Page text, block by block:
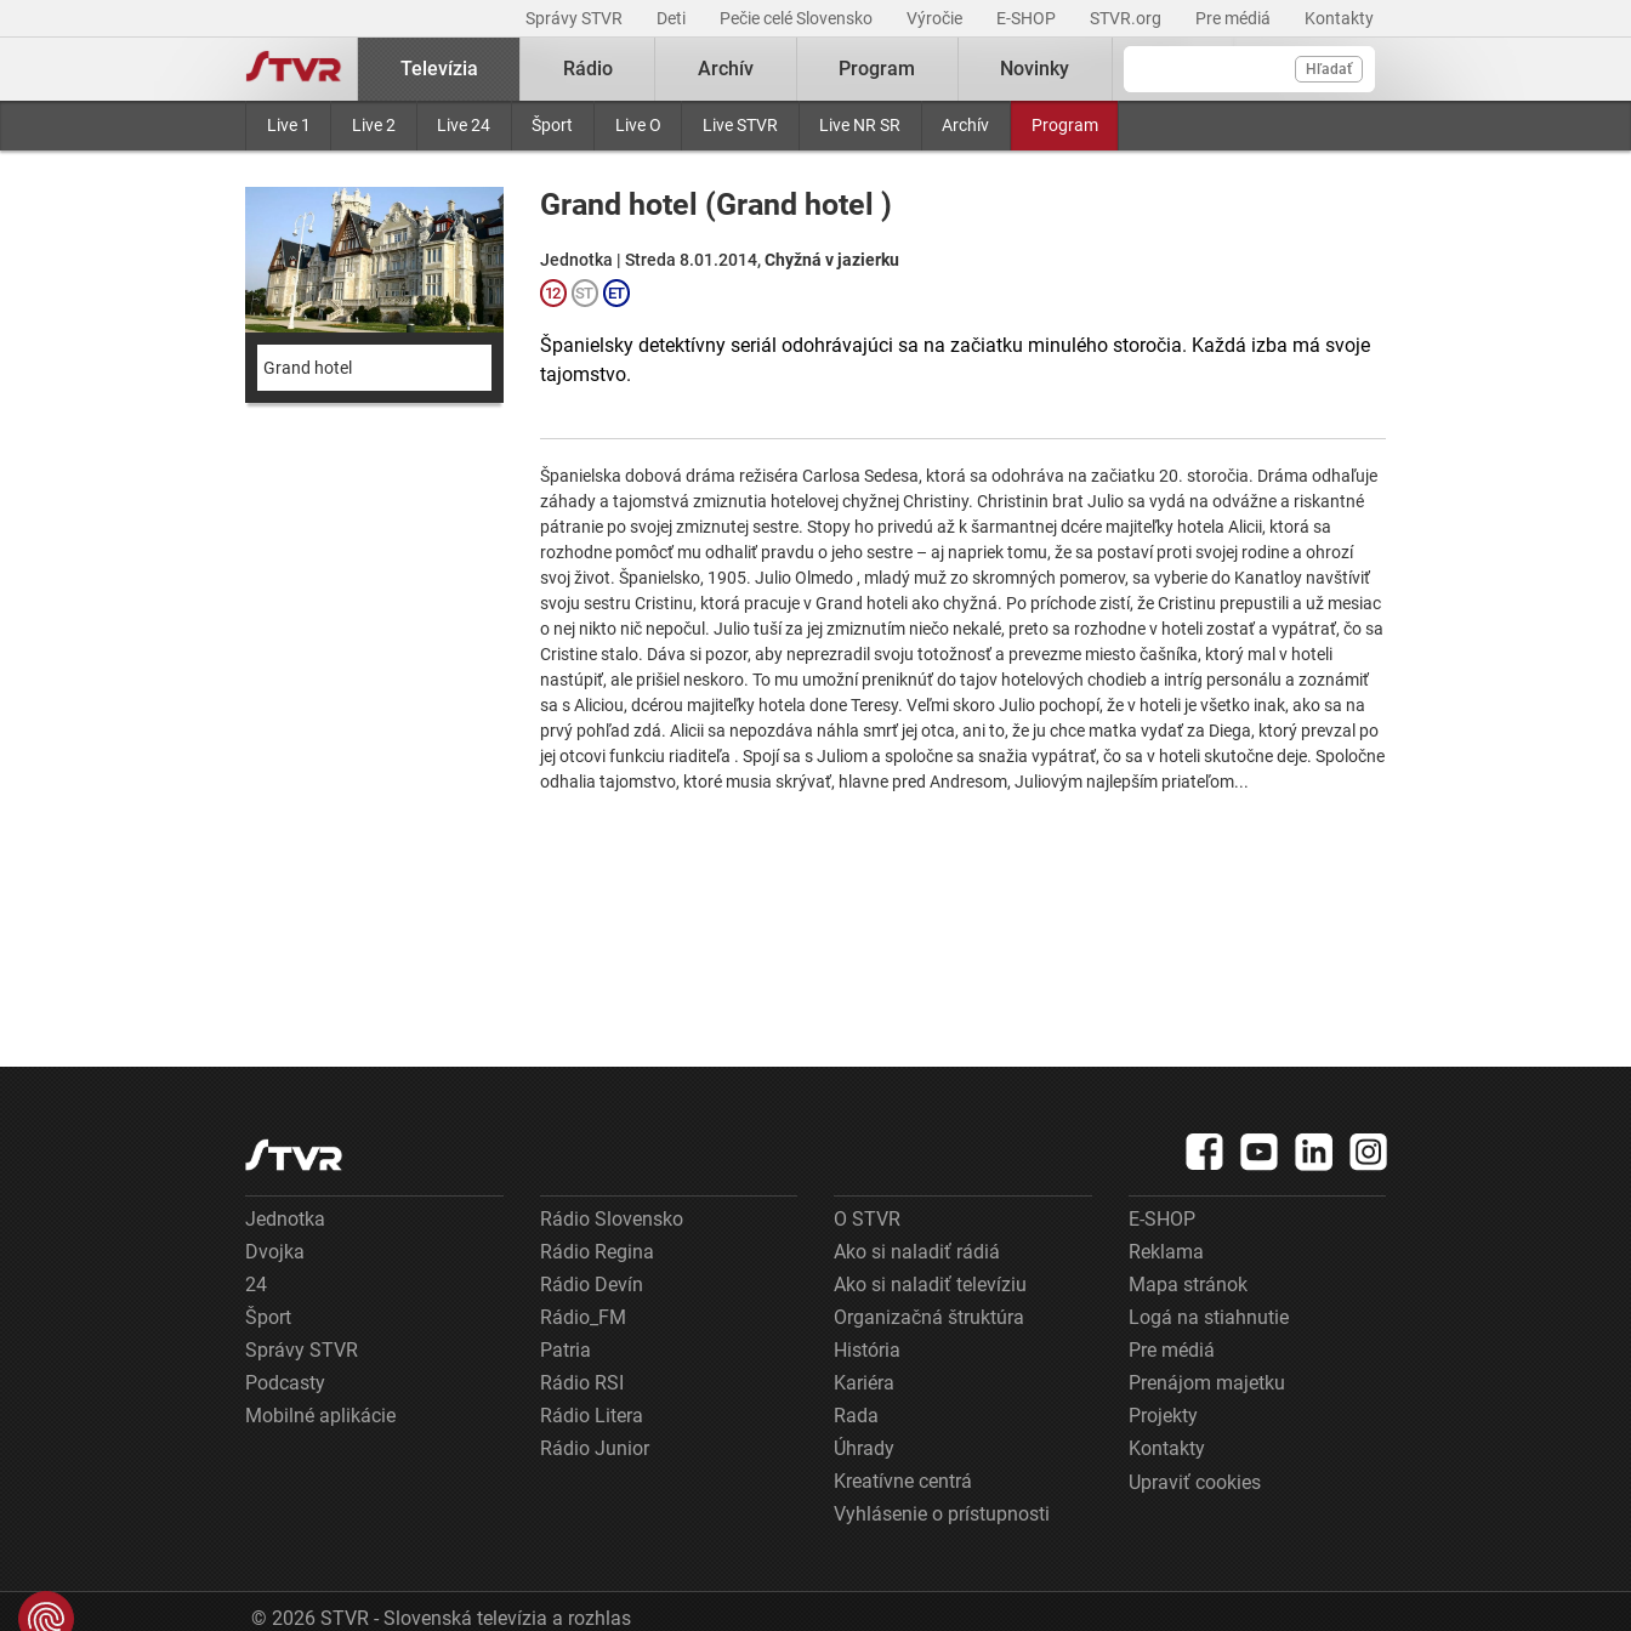
Správy STVR Deti Pečie celé Slovensko Výročie E-SHOP STVR.org Pre médiá Kontakty
Hľadať
Televízia
Live 1 Live 2 Live 24 Šport Live O Live STVR Live NR SR Archív Program
Rádio Archív Program Novinky
Grand hotel
Grand hotel (Grand hotel )
Jednotka | Streda 8.01.2014,Chyžná v jazierku
Španielsky detektívny seriál odohrávajúci sa na začiatku minulého storočia. Každá izba má svoje
tajomstvo.
Španielska dobová dráma režiséra Carlosa Sedesa, ktorá sa odohráva na začiatku 20. storočia. Dráma odhaľuje
záhady a tajomstvá zmiznutia hotelovej chyžnej Christiny. Christinin brat Julio sa vydá na odvážne a riskantné
pátranie po svojej zmiznutej sestre. Stopy ho privedú až k šarmantnej dcére majiteľky hotela Alicii, ktorá sa
rozhodne pomôcť mu odhaliť pravdu o jeho sestre – aj napriek tomu, že sa postaví proti svojej rodine a ohrozí
svoj život. Španielsko, 1905. Julio Olmedo , mladý muž zo skromných pomerov, sa vyberie do Kanatloy navštíviť
svoju sestru Cristinu, ktorá pracuje v Grand hoteli ako chyžná. Po príchode zistí, že Cristinu prepustili a už mesiac
o nej nikto nič nepočul. Julio tuší za jej zmiznutím niečo nekalé, preto sa rozhodne v hoteli zostať a vypátrať, čo sa
Cristine stalo. Dáva si pozor, aby neprezradil svoju totožnosť a prevezme miesto čašníka, ktorý mal v hoteli
nastúpiť, ale prišiel neskoro. To mu umožní preniknúť do tajov hotelových chodieb a intríg personálu a zoznámiť
sa s Aliciou, dcérou majiteľky hotela done Teresy. Veľmi skoro Julio pochopí, že v hoteli je všetko inak, ako sa na
prvý pohľad zdá. Alicii sa nepozdáva náhla smrť jej otca, ani to, že ju chce matka vydať za Diega, ktorý prevzal po
jej otcovi funkciu riaditeľa . Spojí sa s Juliom a spoločne sa snažia vypátrať, čo sa v hoteli skutočne deje. Spoločne
odhalia tajomstvo, ktoré musia skrývať, hlavne pred Andresom, Juliovým najlepším priateľom...
Jednotka
Dvojka
24
Šport
Správy STVR
Podcasty
Mobilné aplikácie
Rádio Slovensko
Rádio Regina
Rádio Devín
Rádio_FM
Patria
Rádio RSI
Rádio Litera
Rádio Junior
O STVR
Ako si naladiť rádiá
Ako si naladiť televíziu
Organizačná štruktúra
História
Kariéra
Rada
Úhrady
Kreatívne centrá
Vyhlásenie o prístupnosti
E-SHOP
Reklama
Mapa stránok
Logá na stiahnutie
Pre médiá
Prenájom majetku
Projekty
Kontakty
Upraviť cookies
© 2026 STVR - Slovenská televízia a rozhlas